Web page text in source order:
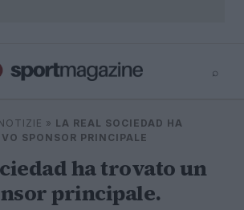
⌕
» LA REAL SOCIEDAD HA
SPONSOR PRINCIPALE
ha trovato un
principale.